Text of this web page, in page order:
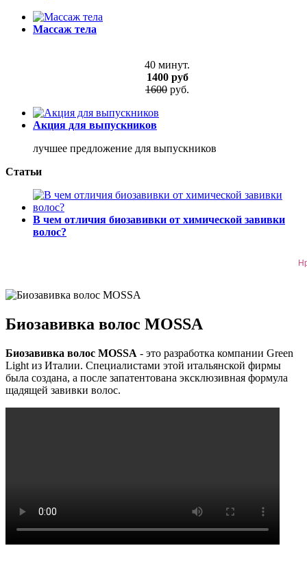
Массаж тела
40 минут.
1400 руб
1600 руб.
Акция для выпускников
лучшее предложение для выпускников
Статьи
В чем отличия биозавивки от химической завивки
волос?
Биозавивка волос MOSSA
Биозавивка волос MOSSA - это разработка компании Green
Light из Италии. Специалистами этой итальянской фирмы
была создана, а после запатентована эксклюзивная формула
щадящей завивки волос.